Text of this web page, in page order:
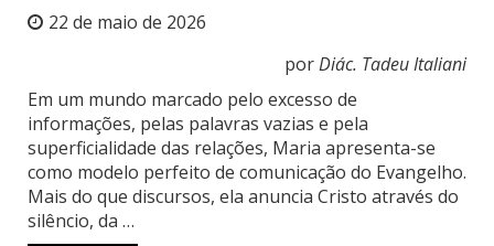
22 de maio de 2026
porDiác. Tadeu Italiani
Em um mundo marcado pelo excesso de
informações, pelas palavras vazias e pela
superficialidade das relações, Maria apresenta-se
como modelo perfeito de comunicação do Evangelho.
Mais do que discursos, ela anuncia Cristo através do
silêncio, da …